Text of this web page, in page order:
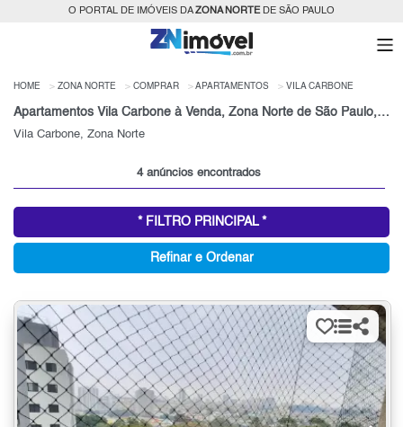
O PORTAL DE IMÓVEIS DAZONA NORTEDE SÃO PAULO
HOME ZONA NORTE COMPRAR APARTAMENTOS VILA CARBONE
Apartamentos Vila Carbone à Venda, Zona Norte de São Paulo, SP
Vila Carbone, Zona Norte
4 anúncios encontrados
* FILTRO PRINCIPAL *
Refinar e Ordenar